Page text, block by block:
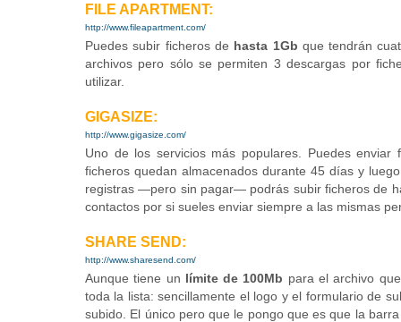
FILE APARTMENT:
http://www.fileapartment.com/
Puedes subir ficheros de hasta 1Gb que tendrán
archivos pero sólo se permiten 3 descargas por
utilizar.
GIGASIZE:
http://www.gigasize.com/
Uno de los servicios más populares. Puedes
ficheros quedan almacenados durante 45 días y
registras —pero sin pagar— podrás subir ficheros de
contactos por si sueles enviar siempre a las mismas
SHARE SEND:
http://www.sharesend.com/
Aunque tiene un límite de 100Mb para el archivo
toda la lista: sencillamente el logo y el formulario de
subido. El único pero que le pongo que es que la